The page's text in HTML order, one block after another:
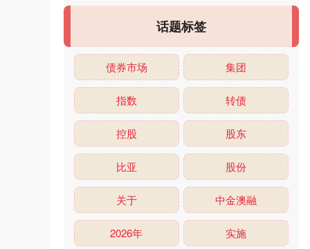
话题标签
债券市场 集团
指数 转债
控股 股东
比亚 股份
关于 中金澳融
2026年 实施